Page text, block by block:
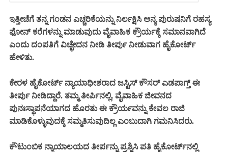
ಇತ್ತೀಚೆಗೆ ತನ್ನ ಗಂಡನ ಎಚ್ಚರಿಕೆಯನ್ನು ನಿರ್ಲಕ್ಷಿಸಿ ಅನ್ಯ ಪುರುಷನಿಗೆ ರಹಸ್ಯ
ಫೋನ್ ಕರೆಗಳನ್ನು ಮಾಡುವುದು ವೈವಾಹಿಕ ಕ್ರೌರ್ಯಕ್ಕೆ ಸಮಾನವಾಗಿದೆ
ಎಂದು ದಂಪತಿಗೆ ವಿಚ್ಛೇದನ ನೀಡಿ ತೀರ್ಪು ನೀಡುವಾಗ ಹೈಕೋರ್ಟ್
ಹೇಳಿತು.
ಕೇರಳ ಹೈಕೋರ್ಟ್ ನ್ಯಾಯಾಧೀಶರಾದ ಜಸ್ಟಿಸ್ ಕೌಸರ್ ಎಡಪಾಗ್ತ್ ಈ
ತೀರ್ಪು ನೀಡಿದ್ದಾರೆ. ತಮ್ಮ ತೀರ್ಪಿನಲ್ಲಿ, ವೈವಾಹಿಕ ಜೀವನದ
ಪುನಃಸ್ಥಾಪನೆಯಾಗದ ಹೊರತು ಈ ಕ್ರೌರ್ಯವನ್ನು ಕೇವಲ ರಾಜಿ
ಮಾಡಿಕೊಳ್ಳುವುದಕ್ಕೆ ಸಮ್ಮತಿಸುವುದಿಲ್ಲ ಎಂಬುದಾಗಿ ಗಮನಿಸಿದರು.
ಕೌಟುಂಬಿಕ ನ್ಯಾಯಾಲಯದ ತೀರ್ಪನ್ನು ಪ್ರಶ್ನಿಸಿ ಪತಿ ಹೈಕೋರ್ಟ್‌ನಲ್ಲಿ